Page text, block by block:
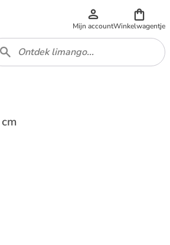
Mijn accountWinkelwagentje